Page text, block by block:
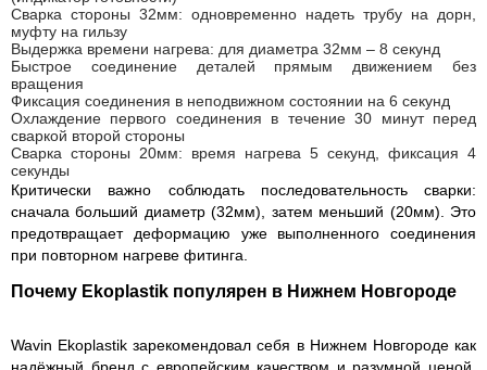
Сварка стороны 32мм: одновременно надеть трубу на дорн,
муфту на гильзу
Выдержка времени нагрева: для диаметра 32мм – 8 секунд
Быстрое соединение деталей прямым движением без
вращения
Фиксация соединения в неподвижном состоянии на 6 секунд
Охлаждение первого соединения в течение 30 минут перед
сваркой второй стороны
Сварка стороны 20мм: время нагрева 5 секунд, фиксация 4
секунды
Критически важно соблюдать последовательность сварки:
сначала больший диаметр (32мм), затем меньший (20мм). Это
предотвращает деформацию уже выполненного соединения
при повторном нагреве фитинга.
Почему Ekoplastik популярен в Нижнем Новгороде
Wavin Ekoplastik зарекомендовал себя в Нижнем Новгороде как